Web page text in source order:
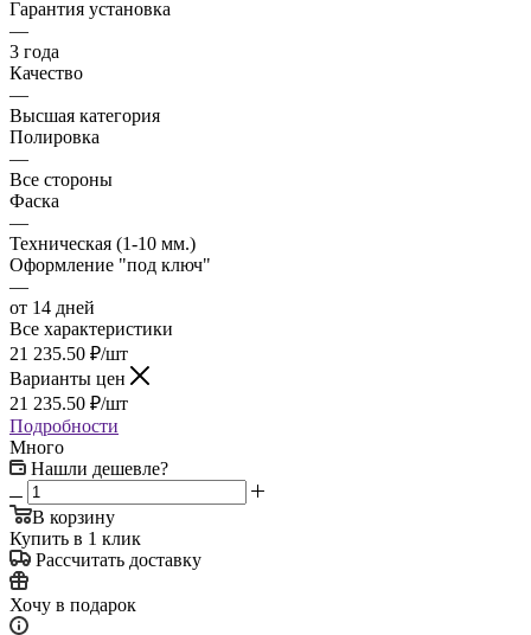
Гарантия установка
—
3 года
Качество
—
Высшая категория
Полировка
—
Все стороны
Фаска
—
Техническая (1-10 мм.)
Оформление "под ключ"
—
от 14 дней
Все характеристики
21 235.50 ₽/шт
Варианты цен
21 235.50 ₽/шт
Подробности
Много
Нашли дешевле?
В корзину
Купить в 1 клик
Рассчитать доставку
Хочу в подарок